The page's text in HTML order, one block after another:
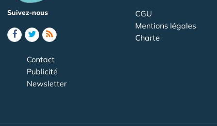
Suivez-nous
CGU
Mentions légales
Charte
Contact
Publicité
Newsletter